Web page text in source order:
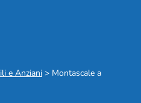
e Anziani > Montascale a